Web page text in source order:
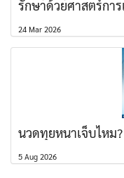
รักษาด้วยศาสตร์กา
24 Mar 2026
นวดทุยหนาเจ็บไหม?
5 Aug 2026